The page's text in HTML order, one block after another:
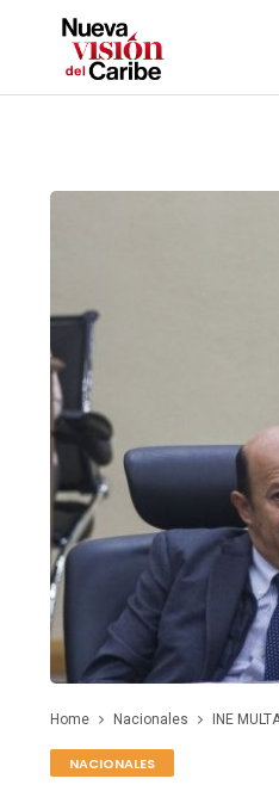
Home Nacionales INE
NACIONALES